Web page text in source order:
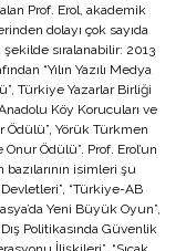
Prof. Erol, akademik
dolayı çok sayıda
sıralanabilir: 2013
“Yılın Yazılı Medya
Türkiye Yazarlar Birliği
Köy Korucuları ve
Ödülü”, Yörük Türkmen
Ödülü”. Prof. Erol’un
bazılarının isimleri şu
“Türkiye-AB
Yeni Büyük Oyun”,
Dış Politikasında Güvenlik